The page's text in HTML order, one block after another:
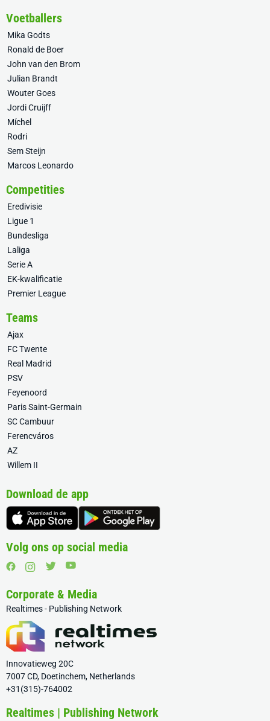
Voetballers
Mika Godts
Ronald de Boer
John van den Brom
Julian Brandt
Wouter Goes
Jordi Cruijff
Míchel
Rodri
Sem Steijn
Marcos Leonardo
Competities
Eredivisie
Ligue 1
Bundesliga
Laliga
Serie A
EK-kwalificatie
Premier League
Teams
Ajax
FC Twente
Real Madrid
PSV
Feyenoord
Paris Saint-Germain
SC Cambuur
Ferencváros
AZ
Willem II
Download de app
Volg ons op social media
Corporate & Media
Realtimes - Publishing Network
Innovatieweg 20C
7007 CD, Doetinchem, Netherlands
+31(315)-764002
Realtimes | Publishing Network